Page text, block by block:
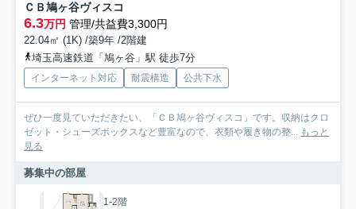
ＣＢ鳩ヶ谷ヴィスコ
6.3万円 管理/共益費3,300円
22.04㎡ (1K) /築9年 /2階建
埼玉高速鉄道「鳩ヶ谷」駅 徒歩7分
インターネット対応 耐震構造 公共下水
ぜひ一度見ていただきたい、「ＣＢ鳩ヶ谷ヴィスコ」です。収納はクロ
ゼット・シューズボックスなど豊富なので、衣類や履き物の整... もっと
見る
募集中の部屋
1-2階